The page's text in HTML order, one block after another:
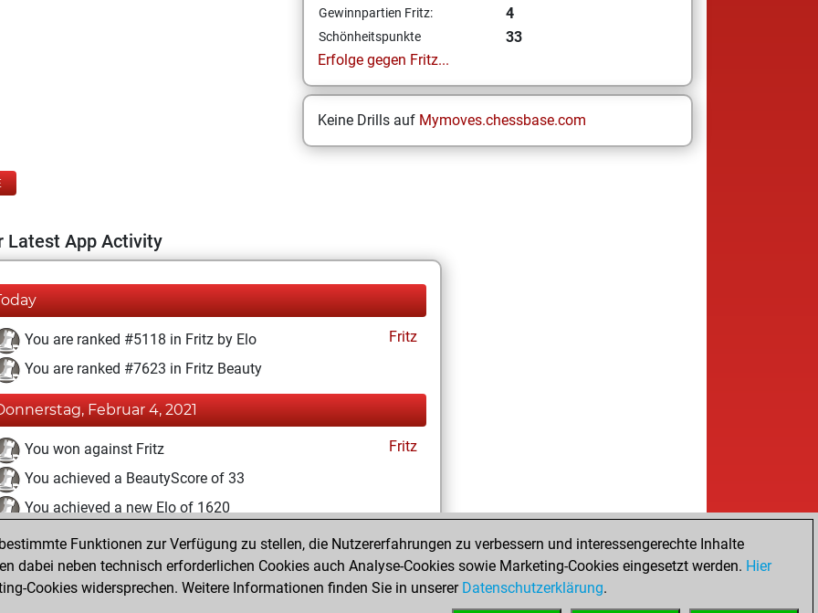
Gewinnpartien Fritz: 4
Schönheitspunkte
33
Erfolge gegen Fritz...
Keine Drills auf Mymoves.chessbase.com
Latest App Activity
You are ranked #5118 in Fritz by Elo
Fritz
You are ranked #7623 in Fritz Beauty
Februar 4, 2021
You won against Fritz
Fritz
You achieved a BeautyScore of 33
You achieved a new Elo of 1620
Samstag, Januar 30, 2021
You created your Fritz account Fritz
Funktionen zur Verfügung zu stellen, die Nutzererfahrungen zu verbessern und interessengerechte Inhalte
dabei neben technisch erforderlichen Cookies auch Analyse-Cookies sowie Marketing-Cookies eingesetzt werden. Hier
Cookies widersprechen. Weitere Informationen finden Sie in unserer Datenschutzerklärung.